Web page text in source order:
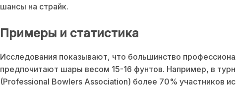
шансы на страйк.
Примеры и статистика
Исследования показывают, что большинство
предпочитают шары весом 15-16 фунтов. Например, в
(Professional Bowlers Association) более 70% участников